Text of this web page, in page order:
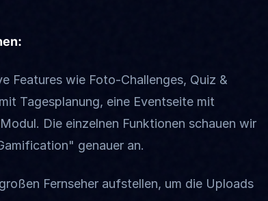
Features wie Foto-Challenges, Quiz &
Tagesplanung, eine Eventseite mit
Die einzelnen Funktionen schauen wir
genauer an.
Fernseher aufstellen, um die Uploads